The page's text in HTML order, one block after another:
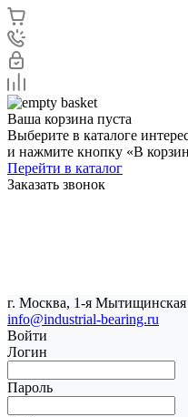
Ваша корзина пуста
Выберите в каталоге
и нажмите кнопку «В
Перейти в каталог
Заказать звонок
г. Москва, 1-я Мытищинская
info@industrial-bearing.ru
Войти
Логин
Пароль